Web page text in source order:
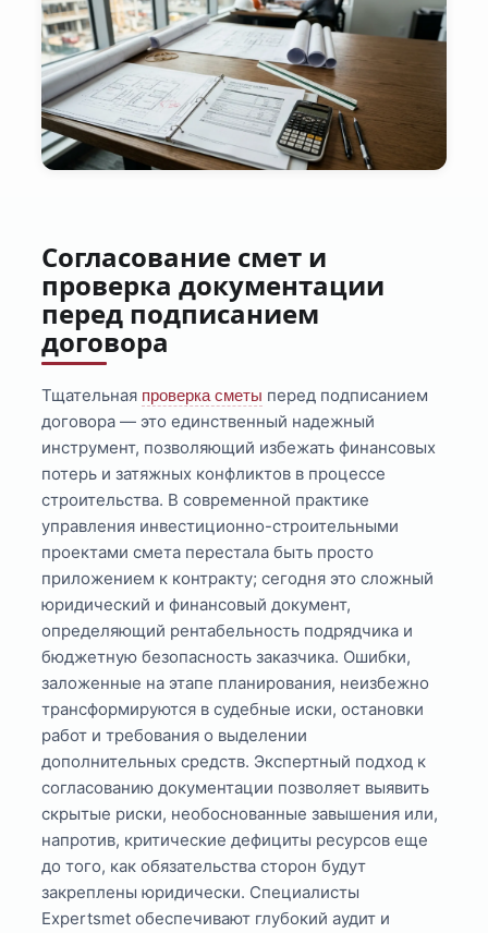
Согласование смет и
проверка документации
перед подписанием
договора
Тщательная проверка сметы перед подписанием
договора — это единственный надежный
инструмент, позволяющий избежать финансовых
потерь и затяжных конфликтов в процессе
строительства. В современной практике
управления инвестиционно-строительными
проектами смета перестала быть просто
приложением к контракту; сегодня это сложный
юридический и финансовый документ,
определяющий рентабельность подрядчика и
бюджетную безопасность заказчика. Ошибки,
заложенные на этапе планирования, неизбежно
трансформируются в судебные иски, остановки
работ и требования о выделении
дополнительных средств. Экспертный подход к
согласованию документации позволяет выявить
скрытые риски, необоснованные завышения или,
напротив, критические дефициты ресурсов еще
до того, как обязательства сторон будут
закреплены юридически. Специалисты
Expertsmet обеспечивают глубокий аудит и